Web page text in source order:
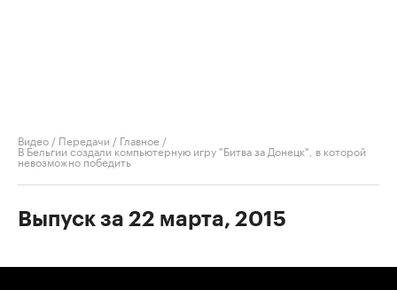
Видео / Передачи / Главное /
В Бельгии создали компьютерную игру "Битва за Донецк", в которой
невозможно победить
Выпуск за 22 марта, 2015